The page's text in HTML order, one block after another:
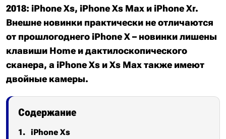
2018: iPhone Xs, iPhone Xs Max и iPhone Xr.
Внешне новинки практически не отличаются
от прошлогоднего iPhone X – новинки лишены
клавиши Home и дактилоскопического
сканера, а iPhone Xs и Xs Max также имеют
двойные камеры.
Содержание
iPhone Xs